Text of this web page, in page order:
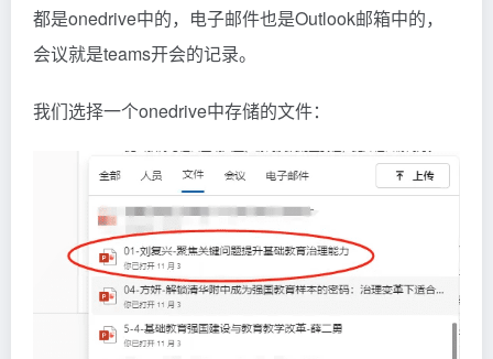
都是onedrive中的，电子邮件也是Outlook邮箱中的，
会议就是teams开会的记录。
我们选择一个onedrive中存储的文件：